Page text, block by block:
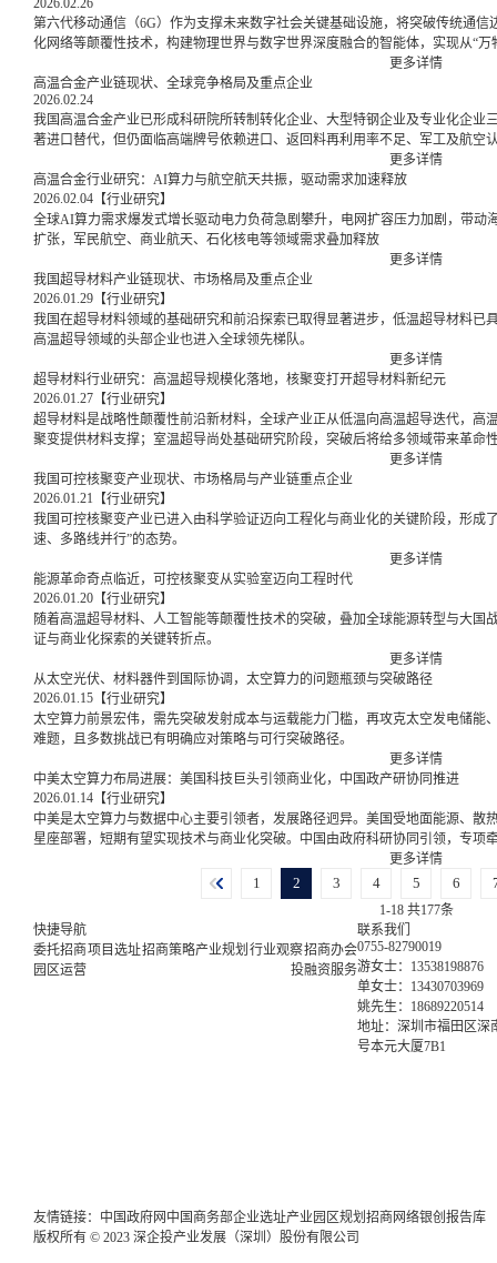
2026.02.26
第六代移动通信（6G）作为支撑未来数字社会关键基础设施，将突破传统通
化网络等颠覆性技术，构建物理世界与数字世界深度融合的智能体，实现从“万
更多详情
高温合金产业链现状、全球竞争格局及重点企业
2026.02.24
我国高温合金产业已形成科研院所转制转化企业、大型特钢企业及专业化企业
著进口替代，但仍面临高端牌号依赖进口、返回料再利用率不足、军工及航空
更多详情
高温合金行业研究：AI算力与航空航天共振，驱动需求加速释放
2026.02.04 【行业研究】
全球AI算力需求爆发式增长驱动电力负荷急剧攀升，电网扩容压力加剧，带动
扩张，军民航空、商业航天、石化核电等领域需求叠加释放
更多详情
我国超导材料产业链现状、市场格局及重点企业
2026.01.29 【行业研究】
我国在超导材料领域的基础研究和前沿探索已取得显著进步，低温超导材料已
高温超导领域的头部企业也进入全球领先梯队。
更多详情
超导材料行业研究：高温超导规模化落地，核聚变打开超导材料新纪元
2026.01.27 【行业研究】
超导材料是战略性颠覆性前沿新材料，全球产业正从低温向高温超导迭代，高
聚变提供材料支撑；室温超导尚处基础研究阶段，突破后将给多领域带来革命
更多详情
我国可控核聚变产业现状、市场格局与产业链重点企业
2026.01.21
【行业研究】
我国可控核聚变产业已进入由科学验证迈向工程化与商业化的关键阶段，形成
速、多路线并行”的态势。
更多详情
能源革命奇点临近，可控核聚变从实验室迈向工程时代
2026.01.20 【行业研究】
随着高温超导材料、人工智能等颠覆性技术的突破，叠加全球能源转型与大国
证与商业化探索的关键转折点。
更多详情
从太空光伏、材料器件到国际协调，太空算力的问题瓶颈与突破路径
2026.01.15 【行业研究】
太空算力前景宏伟，需先突破发射成本与运载能力门槛，再攻克太空发电储能
难题，且多数挑战已有明确应对策略与可行突破路径。
更多详情
中美太空算力布局进展：美国科技巨头引领商业化，中国政产研协同推进
2026.01.14 【行业研究】
中美是太空算力与数据中心主要引领者，发展路径迥异。美国受地面能源、散
星座部署，短期有望实现技术与商业化突破。中国由政府科研协同引领，专项
更多详情
1 2 3 4 5 6
1-18 共177条
快捷导航
委托招商项目选址招商策略产业规划 行业观察招商办会
园区运营
投融资服务
联系我们
0755-82790019
游女士：13538198876
单女士：13430703969
姚先生：18689220514
地址：深圳市福田区深
号本元大厦7B1
友情链接： 中国政府网 中国商务部企业选址产业园区规划 招商网络银创报告库
版权所有 © 2023 深企投产业发展（深圳）股份有限公司